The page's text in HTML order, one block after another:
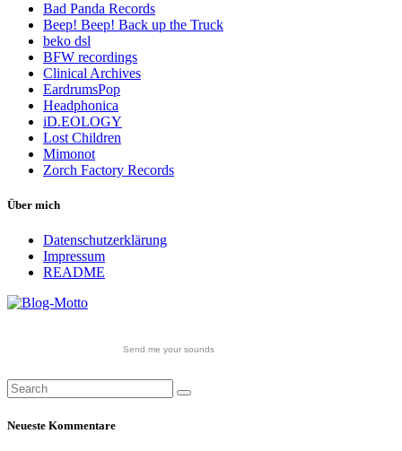
Bad Panda Records
Beep! Beep! Back up the Truck
beko dsl
BFW recordings
Clinical Archives
EardrumsPop
Headphonica
iD.EOLOGY
Lost Children
Mimonot
Zorch Factory Records
Über mich
Datenschutzerklärung
Impressum
README
Send me your sounds
Neueste Kommentare